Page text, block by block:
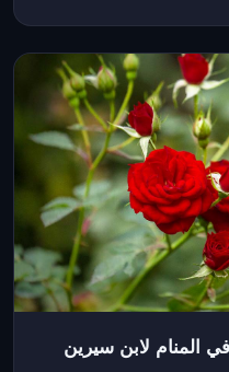
المنام لابن سيرين